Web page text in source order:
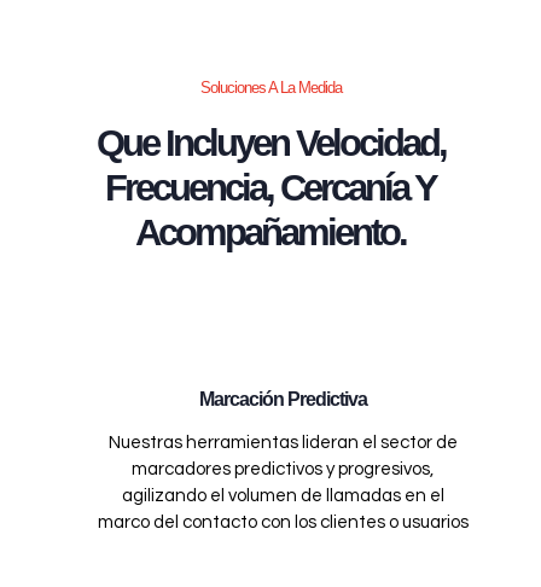
Soluciones A La Medida
Que Incluyen Velocidad,
Frecuencia, Cercanía Y
Acompañamiento.
Marcación Predictiva
Nuestras herramientas lideran el sector de
marcadores predictivos y progresivos,
agilizando el volumen de llamadas en el
marco del contacto con los clientes o usuarios